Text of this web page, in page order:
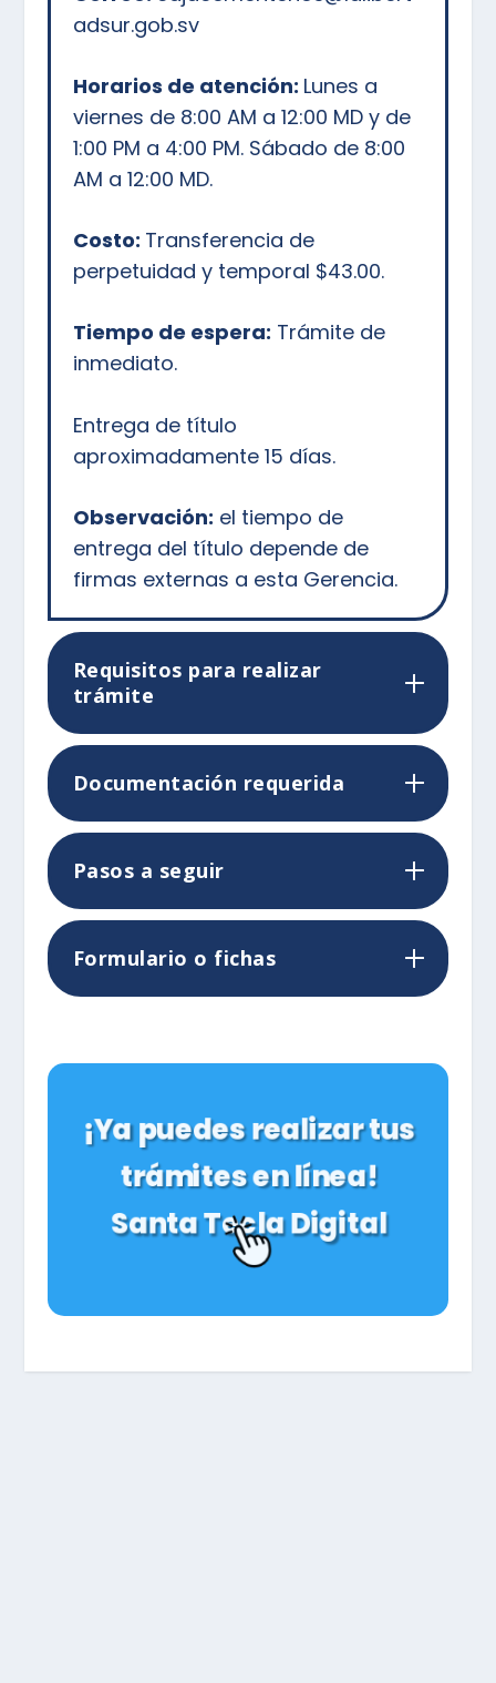
adsur.gob.sv
Horarios de atención: Lunes a
viernes de 8:00 AM a 12:00 MD y de
1:00 PM a 4:00 PM. Sábado de 8:00
AM a 12:00 MD.
Costo: Transferencia de
perpetuidad y temporal $43.00.
Tiempo de espera: Trámite de
inmediato.
Entrega de título
aproximadamente 15 días.
Observación: el tiempo de
entrega del título depende de
firmas externas a esta Gerencia.
Requisitos para realizar
trámite
Documentación requerida
Pasos a seguir
Formulario o fichas
¡Ya puedes realizar tus
trámites en línea!
Santa Tecla Digital